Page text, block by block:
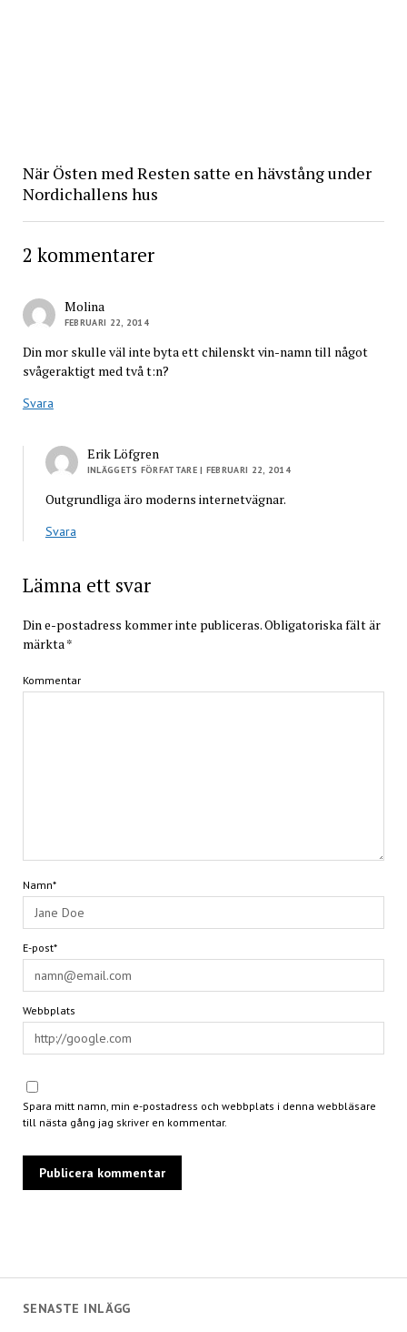
SENASTE INLÄGG
När Östen med Resten satte en hävstång under
Nordichallens hus
2 kommentarer
Molina
FEBRUARI 22, 2014
Din mor skulle väl inte byta ett chilenskt vin-namn till något
svågeraktigt med två t:n?
Svara
Erik Löfgren
INLÄGGETS FÖRFATTARE| FEBRUARI 22, 2014
Outgrundliga äro moderns internetvägnar.
Svara
Lämna ett svar
Din e-postadress kommer inte publiceras.Obligatoriska fält är
märkta *
Kommentar
Namn*
E-post*
Webbplats
Spara mitt namn, min e-postadress och webbplats i denna webbläsare
till nästa gång jag skriver en kommentar.